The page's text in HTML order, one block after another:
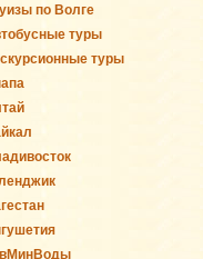
по Волге
туры
туры